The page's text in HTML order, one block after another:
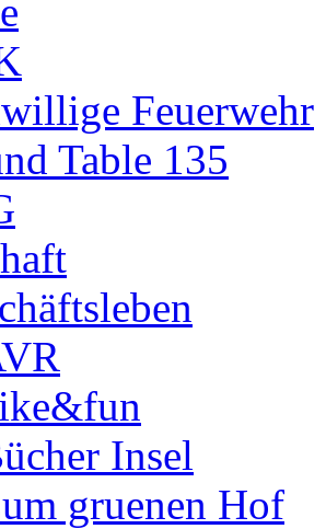
Feuerwehr
Table 135
Insel
gruenen Hof